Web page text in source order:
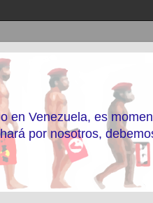
en Venezuela, es
por nosotros,